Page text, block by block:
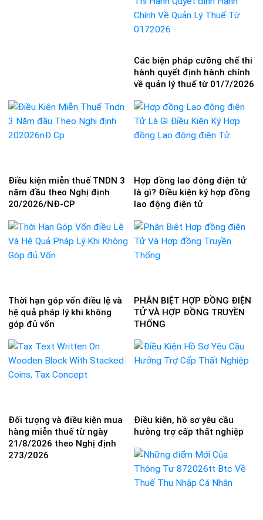
Các biện pháp cưỡng chế thi
hành quyết định hành chính
về quản lý thuế từ 01/7/2026
Điều kiện miễn thuế TNDN 3
năm đầu theo Nghị định
20/2026/NĐ-CP
Hợp đồng lao động điện tử
là gì? Điều kiện ký hợp đồng
lao động điện tử
Thời hạn góp vốn điều lệ và
hệ quả pháp lý khi không
góp đủ vốn
PHÂN BIỆT HỢP ĐỒNG ĐIỆN
TỬ VÀ HỢP ĐỒNG TRUYỀN
THỐNG
Đối tượng và điều kiện mua
hàng miễn thuế từ ngày
21/8/2026 theo Nghị định
273/2026
Điều kiện, hồ sơ yêu cầu
hưởng trợ cấp thất nghiệp